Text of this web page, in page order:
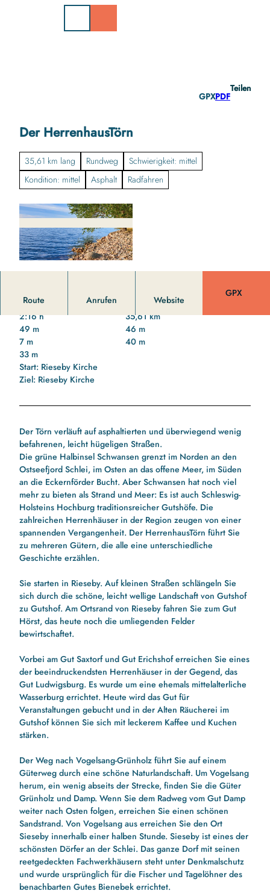
GPXPDF
Teilen
Der HerrenhausTörn
35,61 km lang Rundweg
Schwierigkeit: mittel
Kondition: mittel
Asphalt Radfahren
Route Anrufen Website
GPX
2:16 h
35,61 km
49 m
46 m
7 m
40 m
33 m
Start: Rieseby Kirche
Ziel: Rieseby Kirche
Der Törn verläuft auf asphaltierten und überwiegend wenig
befahrenen, leicht hügeligen Straßen.
Die grüne Halbinsel Schwansen grenzt im Norden an den
Ostseefjord Schlei, im Osten an das offene Meer, im Süden
an die Eckernförder Bucht. Aber Schwansen hat noch viel
mehr zu bieten als Strand und Meer: Es ist auch Schleswig-
Holsteins Hochburg traditionsreicher Gutshöfe. Die
zahlreichen Herrenhäuser in der Region zeugen von einer
spannenden Vergangenheit. Der HerrenhausTörn führt Sie
zu mehreren Gütern, die alle eine unterschiedliche
Geschichte erzählen.
Sie starten in Rieseby. Auf kleinen Straßen schlängeln Sie
sich durch die schöne, leicht wellige Landschaft von Gutshof
zu Gutshof. Am Ortsrand von Rieseby fahren Sie zum Gut
Hörst, das heute noch die umliegenden Felder
bewirtschaftet.
Vorbei am Gut Saxtorf und Gut Erichshof erreichen Sie eines
der beeindruckendsten Herrenhäuser in der Gegend, das
Gut Ludwigsburg. Es wurde um eine ehemals mittelalterliche
Wasserburg errichtet. Heute wird das Gut für
Veranstaltungen gebucht und in der Alten Räucherei im
Gutshof können Sie sich mit leckerem Kaffee und Kuchen
stärken.
Der Weg nach Vogelsang-Grünholz führt Sie auf einem
Güterweg durch eine schöne Naturlandschaft. Um Vogelsang
herum, ein wenig abseits der Strecke, finden Sie die Güter
Grünholz und Damp. Wenn Sie dem Radweg vom Gut Damp
weiter nach Osten folgen, erreichen Sie einen schönen
Sandstrand. Von Vogelsang aus erreichen Sie den Ort
Sieseby innerhalb einer halben Stunde. Sieseby ist eines der
schönsten Dörfer an der Schlei. Das ganze Dorf mit seinen
reetgedeckten Fachwerkhäusern steht unter Denkmalschutz
und wurde ursprünglich für die Fischer und Tagelöhner des
benachbarten Gutes Bienebek errichtet.